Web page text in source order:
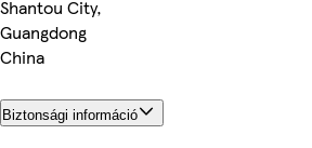
Shantou City,
Guangdong
China
Biztonsági információ